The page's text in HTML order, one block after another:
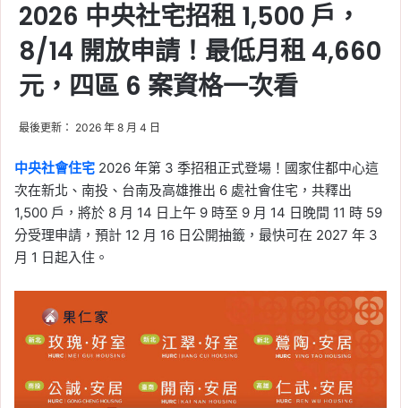
2026 中央社宅招租 1,500 戶，
8/14 開放申請！最低月租 4,660
元，四區 6 案資格一次看
最後更新： 2026 年 8 月 4 日
中央社會住宅 2026 年第 3 季招租正式登場！國家住都中心這
次在新北、南投、台南及高雄推出 6 處社會住宅，共釋出
1,500 戶，將於 8 月 14 日上午 9 時至 9 月 14 日晚間 11 時 59
分受理申請，預計 12 月 16 日公開抽籤，最快可在 2027 年 3
月 1 日起入住。